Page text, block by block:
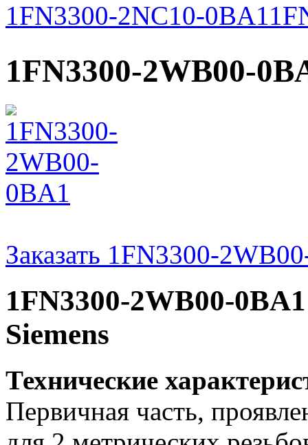
1FN3300-2NC10-0BA1
1FN3300-2WB00-
Заказать 1FN3300-
1FN3300-2WB00-
Siemens
Технические
Первичная часть,